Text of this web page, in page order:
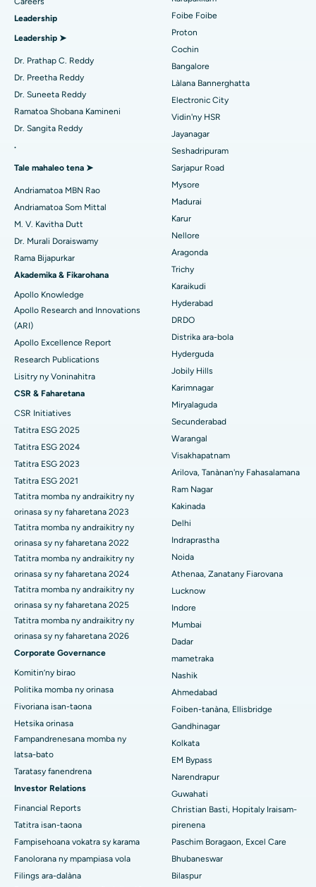
Mitadiava mpitsabo urolojika
Mitadiava mpitsabo diabeta
Mitadiava Dokotera mpitsabo aretim-
behivavy
Mitadiava Dokotera Jeneraly
Mitadiava Psikology
Mitadiava mpandidy ankapobeny
Hopitaly tsara indrindra ao amin'ny Kovai Road, Karur
Hopitaly tsara indrindra ao Karapakkam, Chennai
Hopitaly tsara indrindra ao Arilova, Vizag
Hopitaly tsara indrindra ao amin'ny Lalana Kanpur, Lucknow
Hopitaly tsara indrindra ao amin'ny Sector-26, Noida
Hopitaly tsara indrindra ao Gandhinagar, Ahmedabad
Hopitaly tsara indrindra ao Aragonda, Andhra Pradesh
Hopitaly tsara indrindra ao amin'ny Bannerghatta Road,
Bangalore
Hopitaly tsara indrindra ao amin'ny Unit-15, Bhubaneswar
Hopitaly tsara indrindra ao amin'ny Seepat Road, Bilaspur
Hopitaly tsara indrindra ao Ellisbridge, Ahmedabad
Hopitaly tsara indrindra ao New Delhi
Hopitaly tsara indrindra ao amin'ny DRDO, Hyderabad
Hopitaly tsara indrindra ao amin'ny GS Road, Guwahati
Hopitaly tsara indrindra ao Hyderguda, Hyderabad
Hopitaly tsara indrindra ao Vijay Nagar, Indore
Hopitaly tsara indrindra ao amin'ny Suryaraopeta Main Road,
Kakinada
Hopitaly tsara indrindra ao amin'ny Canal Circular Road, Kolkata
Hopitaly tsara indrindra ao amin'ny CBD Belapur, Navi Mumbai
Hopitaly tsara indrindra ao Panchavati, Nashik
Hopitaly tsara indrindra ao Secunderabad, Hyderabad
Hopitaly tsara indrindra any Seshadripuram, Bangalore
Hopitaly tsara indrindra ao Waltair Main Road, Visakhapatnam
Hopitaly tsara indrindra ao amin'ny lalana Subhash Nagar,
Karimnagar
Hopitaly tsara indrindra any Managari, Karaikudi
Hopitaly tsara indrindra ao Arepally, Warangal
Hopitaly tsara indrindra ao amin'ny Arera Colony, Bhopal
Hopitaly tsara indrindra any Jayanagar, Bangalore
Hopitaly tsara indrindra ao KK Nagar, Madurai
Hopitaly tsara indrindra any Ramji Nagar, Nellore
MitraClip Valve Repair
Fandidiana cardiac invasive kely indrindra
Catheter Ablation
Fanoloana ny soroka
Embolization ny lalan-dra
Fandidiana homamiadana amin'ny nono
Brachytherapy
Colonoscopy
Polypectomy
Fampiroboroboana ny ati-doha
Biopsy voa
Parathyroidectomy
Cytoreductive fandidiana
Fanoloana lohalika manontolo seramika
ERCP
Leadership
Leadership ➤
Dr. Prathap C. Reddy
Dr. Preetha Reddy
Dr. Suneeta Reddy
Ramatoa Shobana Kamineni
Dr. Sangita Reddy
.
Tale mahaleo tena ➤
Andriamatoa MBN Rao
Andriamatoa Som Mittal
M. V. Kavitha Dutt
Dr. Murali Doraiswamy
Rama Bijapurkar
Akademika & Fikarohana
Apollo Knowledge
Apollo Research and Innovations
(ARI)
Apollo Excellence Report
Research Publications
Lisitry ny Voninahitra
CSR & Faharetana
CSR Initiatives
Tatitra ESG 2025
Tatitra ESG 2024
Tatitra ESG 2023
Tatitra ESG 2021
Tatitra momba ny andraikitry ny
orinasa sy ny faharetana 2023
Tatitra momba ny andraikitry ny
orinasa sy ny faharetana 2022
Tatitra momba ny andraikitry ny
orinasa sy ny faharetana 2024
Tatitra momba ny andraikitry ny
orinasa sy ny faharetana 2025
Tatitra momba ny andraikitry ny
orinasa sy ny faharetana 2026
Corporate Governance
Komitin’ny birao
Politika momba ny orinasa
Fivoriana isan-taona
Hetsika orinasa
Fampandrenesana momba ny
latsa-bato
Taratasy fanendrena
Investor Relations
Financial Reports
Tatitra isan-taona
Fampisehoana vokatra sy karama
Fanolorana ny mpampiasa vola
Filings ara-dalàna
Foibe Foibe
Proton
Cochin
Bangalore
Làlana Bannerghatta
Electronic City
Vidin'ny HSR
Jayanagar
Seshadripuram
Sarjapur Road
Mysore
Madurai
Karur
Nellore
Aragonda
Trichy
Karaikudi
Hyderabad
DRDO
Distrika ara-bola
Hyderguda
Jobily Hills
Karimnagar
Miryalaguda
Secunderabad
Warangal
Visakhapatnam
Arilova, Tanànan'ny Fahasalamana
Ram Nagar
Kakinada
Delhi
Indraprastha
Noida
Athenaa, Zanatany Fiarovana
Lucknow
Indore
Mumbai
Dadar
mametraka
Nashik
Ahmedabad
Foiben-tanàna, Ellisbridge
Gandhinagar
Kolkata
EM Bypass
Narendrapur
Guwahati
Christian Basti, Hopitaly Iraisam-
pirenena
Paschim Boragaon, Excel Care
Bhubaneswar
Bilaspur